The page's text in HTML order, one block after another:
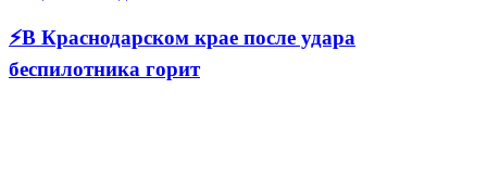
⚡В Краснодарском крае после удара
беспилотника горит